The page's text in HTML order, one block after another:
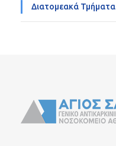
Διατομεακά Τμήματα